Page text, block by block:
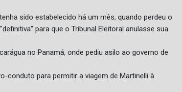
sido estabelecido há um mês, quando perdeu o
para que o Tribunal Eleitoral anulasse sua
no Panamá, onde pediu asilo ao governo de
conduto para permitir a viagem de Martinelli à